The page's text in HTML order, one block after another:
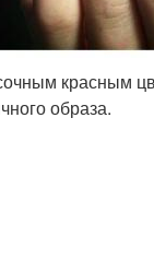
красным
образа.